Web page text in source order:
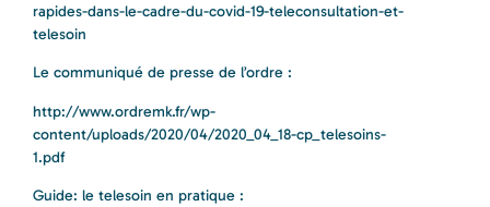
rapides-dans-le-cadre-du-covid-19-teleconsultation-et-
telesoin
Le communiqué de presse de l’ordre :
http://www.ordremk.fr/wp-
content/uploads/2020/04/2020_04_18-cp_telesoins-
1.pdf
Guide: le telesoin en pratique :